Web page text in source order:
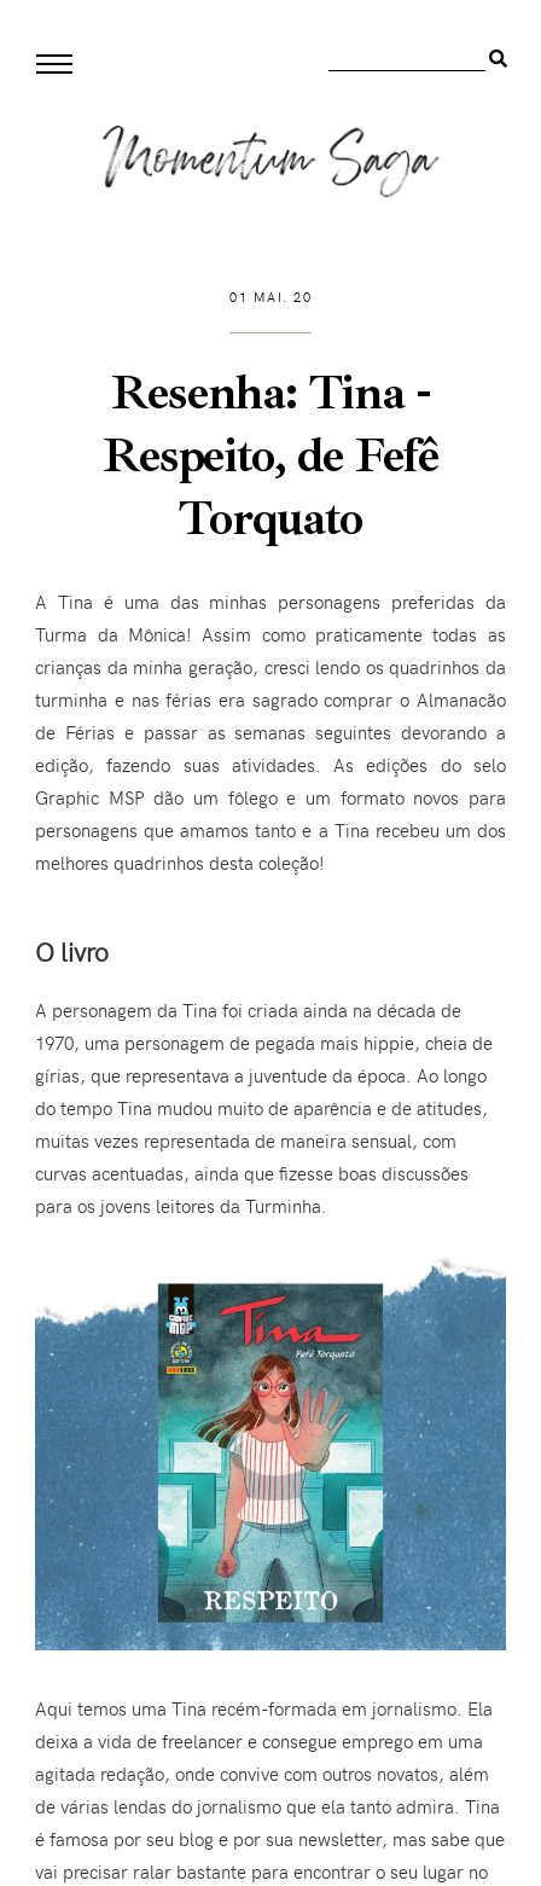
01 MAI. 20
Resenha: Tina -
Respeito, de Fefê
Torquato
A Tina é uma das minhas personagens preferidas da
Turma da Mônica! Assim como praticamente todas as
crianças da minha geração, cresci lendo os quadrinhos da
turminha e nas férias era sagrado comprar o Almanacão
de Férias e passar as semanas seguintes devorando a
edição, fazendo suas atividades. As edições do selo
Graphic MSP dão um fôlego e um formato novos para
personagens que amamos tanto e a Tina recebeu um dos
melhores quadrinhos desta coleção!
O livro
A personagem da Tina foi criada ainda na década de
1970, uma personagem de pegada mais hippie, cheia de
gírias, que representava a juventude da época. Ao longo
do tempo Tina mudou muito de aparência e de atitudes,
muitas vezes representada de maneira sensual, com
curvas acentuadas, ainda que fizesse boas discussões
para os jovens leitores da Turminha.
Aqui temos uma Tina recém-formada em jornalismo. Ela
deixa a vida de freelancer e consegue emprego em uma
agitada redação, onde convive com outros novatos, além
de várias lendas do jornalismo que ela tanto admira. Tina
é famosa por seu blog e por sua newsletter, mas sabe que
vai precisar ralar bastante para encontrar o seu lugar no